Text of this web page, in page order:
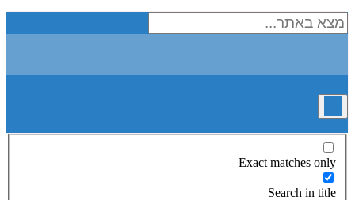
Exact matches only
Search in title